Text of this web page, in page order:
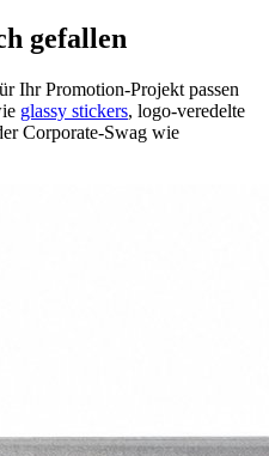
gefallen
Ihr Promotion-Projekt passen
glassy stickers, logo-veredelte
Corporate-Swag wie